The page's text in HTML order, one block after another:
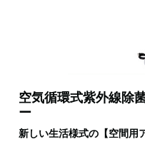
空気循環式紫外線除
ー
新しい生活様式の【空間用